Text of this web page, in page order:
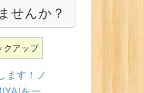
せんか？
クアップ
ます！ノ